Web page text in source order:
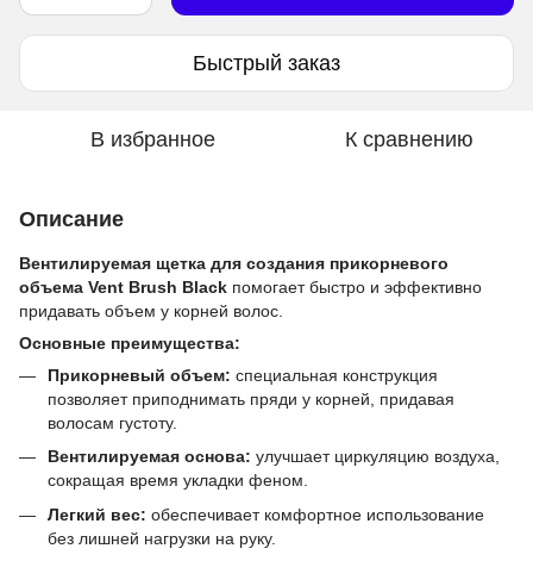
Быстрый заказ
В избранное К сравнению
Описание
Вентилируемая щетка для создания прикорневого
объема Vent Brush Black помогает быстро и эффективно
придавать объем у корней волос.
Основные преимущества:
Прикорневый объем: специальная конструкция
позволяет приподнимать пряди у корней, придавая
волосам густоту.
Вентилируемая основа: улучшает циркуляцию воздуха,
сокращая время укладки феном.
Легкий вес: обеспечивает комфортное использование
без лишней нагрузки на руку.